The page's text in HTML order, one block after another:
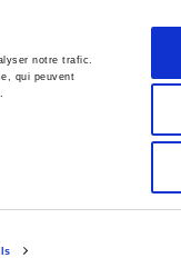
notre trafic.
qui peuvent